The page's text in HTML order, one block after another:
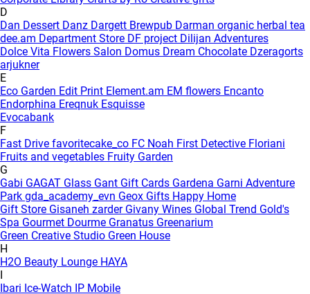
D
Dan Dessert Danz Dargett Brewpub Darman organic herbal tea
dee.am Department Store DF project Dilijan Adventures
Dolce Vita Flowers Salon Domus Dream Chocolate Dzeragorts
arjukner
E
Eco Garden Edit Print Element.am EM flowers Encanto
Endorphina Ereqnuk Esquisse
Evocabank
F
Fast Drive favoritecake_co FC Noah First Detective Floriani
Fruits and vegetables Fruity Garden
G
Gabi GAGAT Glass Gant Gift Cards Gardena Garni Adventure
Park gda_academy_evn Geox Gifts Happy Home
Gift Store Gisaneh zarder Givany Wines Global Trend Gold's
Spa Gourmet Dourme Granatus Greenarium
Green Creative Studio Green House
H
H2O Beauty Lounge HAYA
I
Ibari Ice-Watch IP Mobile